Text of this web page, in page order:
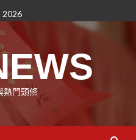
2026
熱門頭條